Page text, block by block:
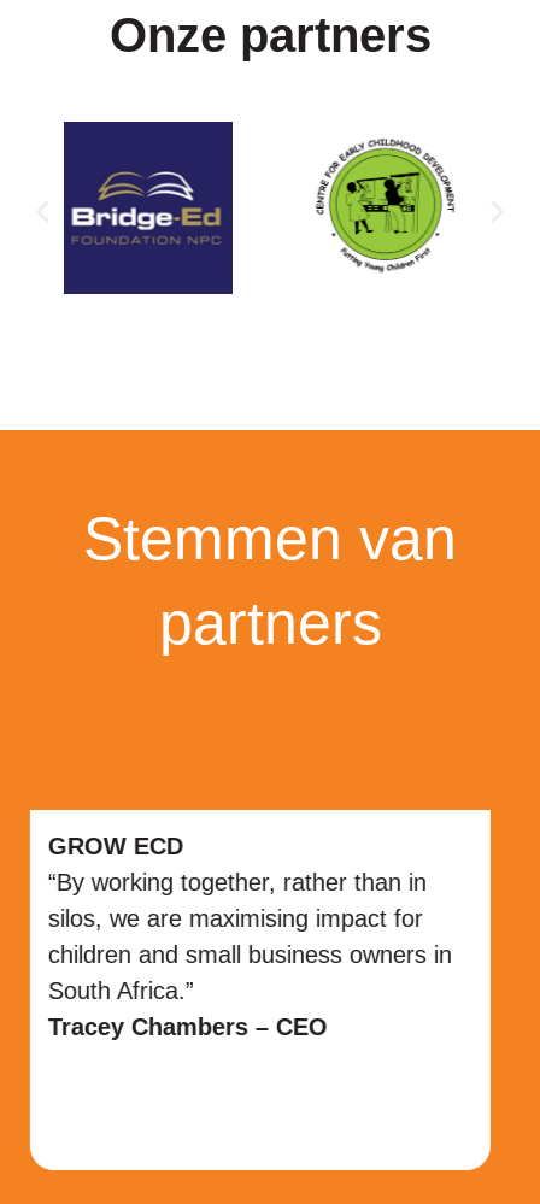
Onze partners
Stemmen van
partners
Africa. We are currently planning our
6th library in South Africa and this
of Marion and the entire Breadline